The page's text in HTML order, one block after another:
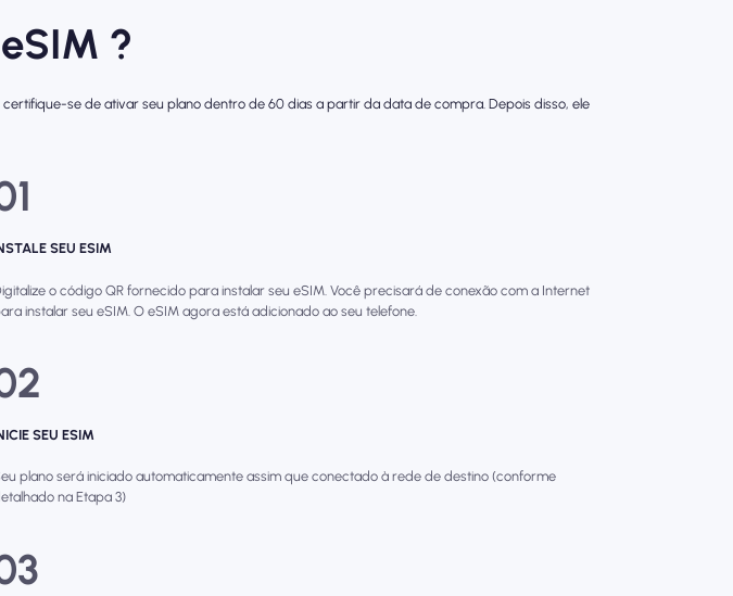
?
se de ativar seu plano dentro de 60 dias a partir da data de compra. Depois disso, ele
SEU ESIM
o código QR fornecido para instalar seu eSIM. Você precisará de conexão com a Internet
instalar seu eSIM. O eSIM agora está adicionado ao seu telefone.
SEU ESIM
plano será iniciado automaticamente assim que conectado à rede de destino (conforme
na Etapa 3)